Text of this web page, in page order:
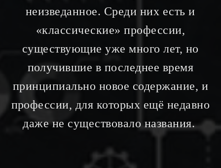
неизведанное. Среди них есть и
«классические» профессии,
существующие уже много лет, но
получившие в последнее время
принципиально новое содержание, и
профессии, для которых ещё недавно
даже не существовало названия.